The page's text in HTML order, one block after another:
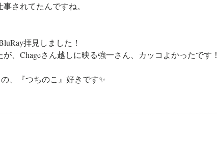
されてたんですね。
拝見しました！
、Chageさん越しに映る強一さん、カッコよかったです！
の、『つちのこ』好きです✨